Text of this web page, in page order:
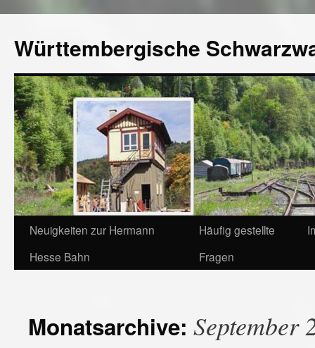
Württembergische
Neuigkeiten zur Hermann
Hesse Bahn
Häufig gestellte
Fragen
Monatsarchive: September